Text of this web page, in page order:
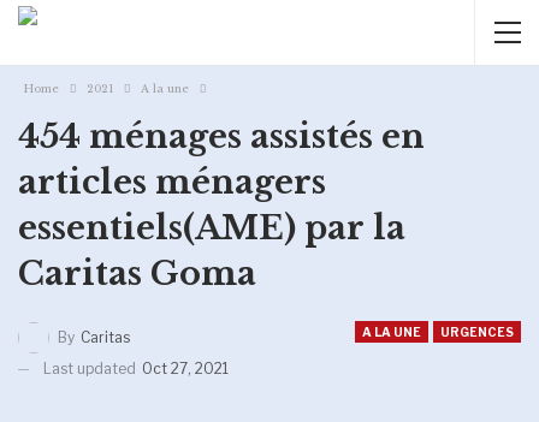
Home 2021 A la une
454 ménages assistés en
articles ménagers
essentiels(AME) par la
Caritas Goma
A LA UNE URGENCES
By Caritas
Last updated Oct 27, 2021